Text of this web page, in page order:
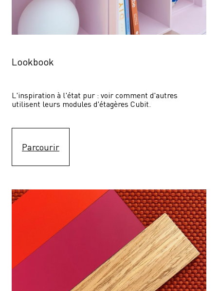
Lookbook
L'inspiration à l'état pur : voir comment d'autres
utilisent leurs modules d'étagères Cubit.
Parcourir